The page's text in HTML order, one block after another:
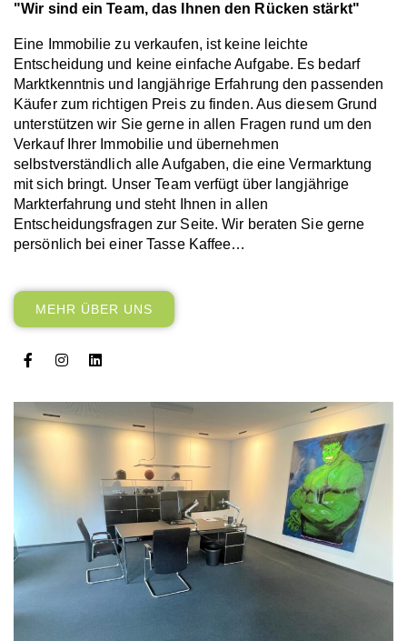
"Wir sind ein Team, das Ihnen den Rücken stärkt"
Eine Immobilie zu verkaufen, ist keine leichte
Entscheidung und keine einfache Aufgabe. Es bedarf
Marktkenntnis und langjährige Erfahrung den passenden
Käufer zum richtigen Preis zu finden. Aus diesem Grund
unterstützen wir Sie gerne in allen Fragen rund um den
Verkauf Ihrer Immobilie und übernehmen
selbstverständlich alle Aufgaben, die eine Vermarktung
mit sich bringt. Unser Team verfügt über langjährige
Markterfahrung und steht Ihnen in allen
Entscheidungsfragen zur Seite. Wir beraten Sie gerne
persönlich bei einer Tasse Kaffee…
MEHR ÜBER UNS